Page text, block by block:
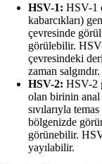
HSV-1: HSV-1
kabarcıkları)
çevresinde
görülebilir.
çevresindeki
zaman salgındır.
HSV-2: HSV-2
olan birinin anal
sıvılarıyla
bölgenizde
görünebilir.
yayılabilir.